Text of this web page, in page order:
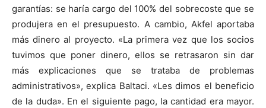
garantías: se haría cargo del 100% del sobrecoste que se
produjera en el presupuesto. A cambio, Akfel aportaba
más dinero al proyecto. «La primera vez que los socios
tuvimos que poner dinero, ellos se retrasaron sin dar
más explicaciones que se trataba de problemas
administrativos», explica Baltaci. «Les dimos el beneficio
de la duda». En el siguiente pago, la cantidad era mayor.